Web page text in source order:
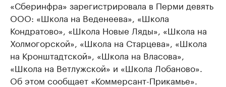
«Сберинфра» зарегистрировала в Перми девять
ООО: «Школа на Веденеева», «Школа
Кондратово», «Школа Новые Ляды», «Школа на
Холмогорской», «Школа на Старцева», «Школа
на Кронштадтской», «Школа на Власова»,
«Школа на Ветлужской» и «Школа Лобаново».
Об этом сообщает «Коммерсант-Прикамье».